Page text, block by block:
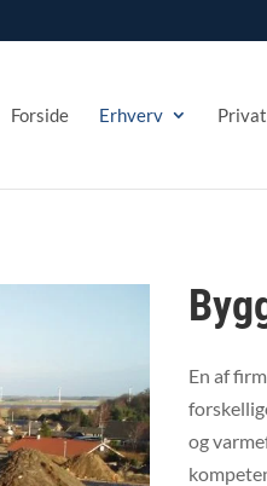
Forside Erhverv Privat
En af
og